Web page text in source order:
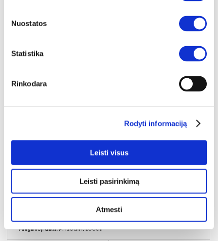
Nuostatos
Statistika
Rinkodara
Rodyti informaciją
Leisti visus
Leisti pasirinkimą
Atmesti
SALLY-120 (III gr.) lova-tachta (Toro-35) D
Išmatavimai:A:91cmP:129cmG:210cm
Miegamoji dalis:P:120cmI:200cm